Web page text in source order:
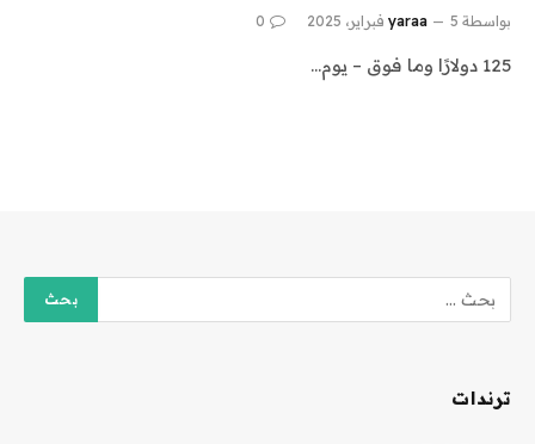
بواسطة yaraa 5 فبراير، 2025 0
125 دولارًا وما فوق – يوم…
ترندات